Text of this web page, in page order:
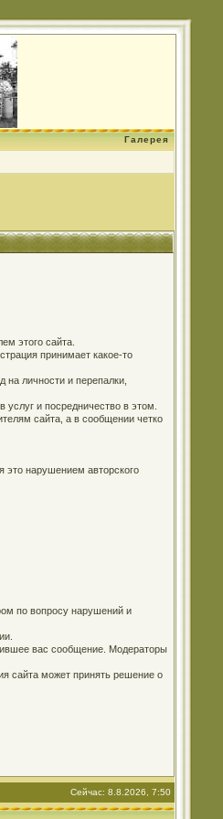
Галерея
этого сайта.
принимает какое-то
личности и перепалки,
и посредничество в этом.
сайта, а в сообщении четко
это нарушением авторского
по вопросу нарушений и
вас сообщение. Модераторы
сайта может принять решение о
Сейчас: 8.8.2026, 7:50